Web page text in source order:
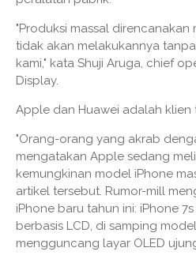
"Produksi massal direncanakan
tidak akan melakukannya
kami," kata Shuji Aruga, chief
Display.
Apple dan Huawei adalah klien
"Orang-orang yang akrab
mengatakan Apple sedang
kemungkinan model iPhone
artikel tersebut. Rumor-mill
iPhone baru tahun ini: iPhone
berbasis LCD, di samping
mengguncang layar OLED